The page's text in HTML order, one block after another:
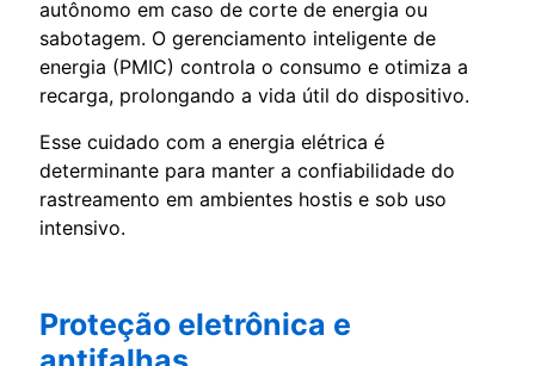
autônomo em caso de corte de energia ou
sabotagem. O gerenciamento inteligente de
energia (PMIC) controla o consumo e otimiza a
recarga, prolongando a vida útil do dispositivo.
Esse cuidado com a energia elétrica é
determinante para manter a confiabilidade do
rastreamento em ambientes hostis e sob uso
intensivo.
Proteção eletrônica e